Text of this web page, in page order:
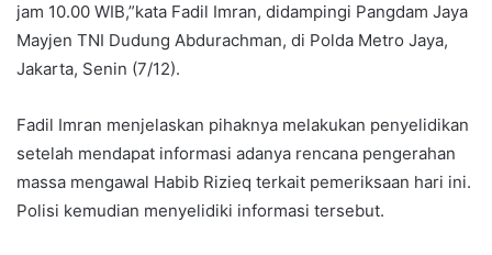
jam 10.00 WIB,”kata Fadil Imran, didampingi Pangdam Jaya
Mayjen TNI Dudung Abdurachman, di Polda Metro Jaya,
Jakarta, Senin (7/12).
Fadil Imran menjelaskan pihaknya melakukan penyelidikan
setelah mendapat informasi adanya rencana pengerahan
massa mengawal Habib Rizieq terkait pemeriksaan hari ini.
Polisi kemudian menyelidiki informasi tersebut.